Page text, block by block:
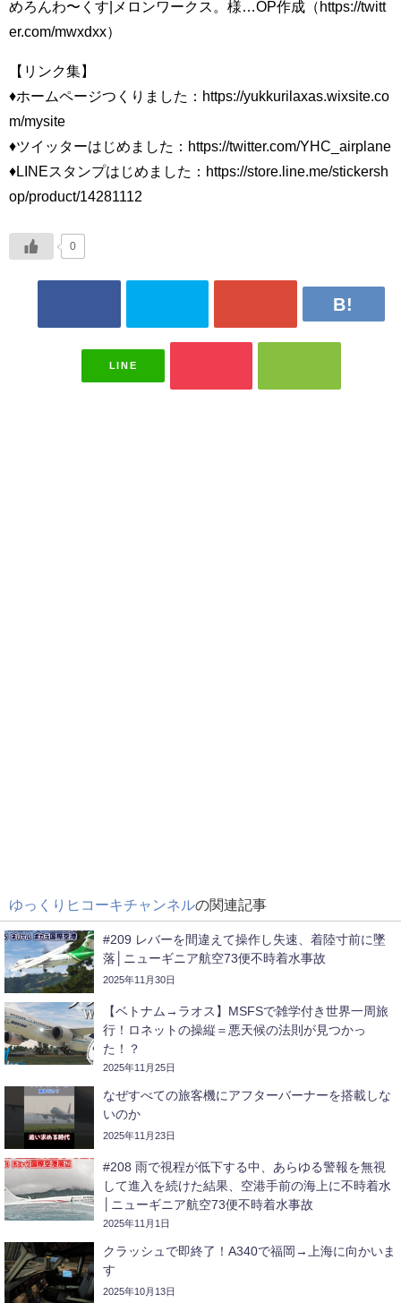
めろんわ〜くす|メロンワークス。様…OP作成（https://twitt
er.com/mwxdxx）
【リンク集】
♦ホームページつくりました：https://yukkurilaxas.wixsite.co
m/mysite
♦ツイッターはじめました：https://twitter.com/YHC_airplane
♦LINEスタンプはじめました：https://store.line.me/stickersh
op/product/14281112
0
LINE
ゆっくりヒコーキチャンネルの関連記事
#209 レバーを間違えて操作し失速、着陸寸前に墜
落│ニューギニア航空73便不時着水事故
2025年11月30日
【ベトナム→ラオス】MSFSで雑学付き世界一周旅
行！ロネットの操縦＝悪天候の法則が見つかっ
た！？
2025年11月25日
なぜすべての旅客機にアフターバーナーを搭載しな
いのか
2025年11月23日
#208 雨で視程が低下する中、あらゆる警報を無視
して進入を続けた結果、空港手前の海上に不時着水
│ニューギニア航空73便不時着水事故
2025年11月1日
クラッシュで即終了！A340で福岡→上海に向かいま
す
2025年10月13日